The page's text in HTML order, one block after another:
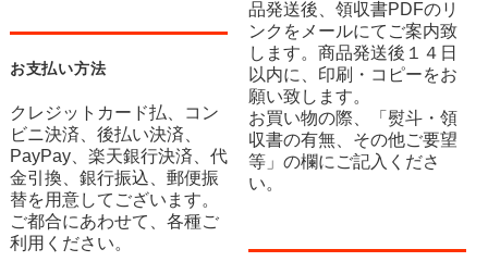
お支払い方法
クレジットカード払、コン
ビニ決済、後払い決済、
PayPay、楽天銀行決済、代
金引換、銀行振込、郵便振
替を用意してございます。
ご都合にあわせて、各種ご
利用ください。
品発送後、領収書PDFのリ
ンクをメールにてご案内致
します。商品発送後１４日
以内に、印刷・コピーをお
願い致します。
お買い物の際、「熨斗・領
収書の有無、その他ご要望
等」の欄にご記入くださ
い。